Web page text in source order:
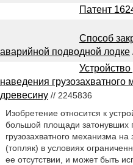
Патент
Способ
аварийной подводной лодке
наведения
древесину // 2245836
Изобретение относится к
большой площади затонувших
грузозахватного механизма
(топляк) в условиях
ее отсутствии, и может быть